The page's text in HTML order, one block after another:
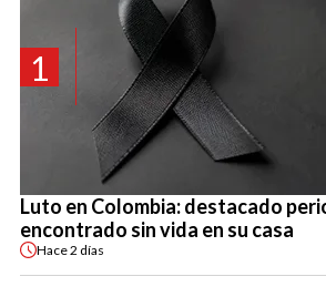
1
Luto en Colombia: destacado
encontrado sin vida en su casa
Hace2 días